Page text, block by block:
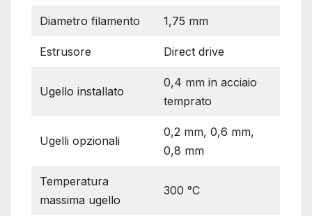
Diametro filamento 1,75 mm
Estrusore Direct drive
Ugello installato
0,4 mm in acciaio
temprato
Ugelli opzionali
0,2 mm, 0,6 mm,
0,8 mm
Temperatura
massima ugello
300 °C